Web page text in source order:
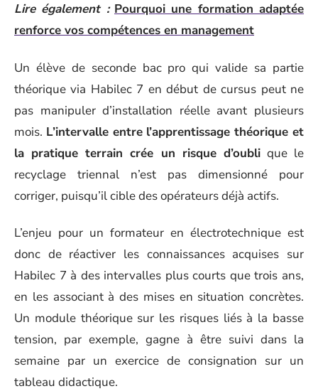
Lire également : Pourquoi une formation adaptée
renforce vos compétences en management
Un élève de seconde bac pro qui valide sa partie
théorique via Habilec 7 en début de cursus peut ne
pas manipuler d’installation réelle avant plusieurs
mois. L’intervalle entre l’apprentissage théorique et
la pratique terrain crée un risque d’oublique le
recyclage triennal n’est pas dimensionné pour
corriger, puisqu’il cible des opérateurs déjà actifs.
L’enjeu pour un formateur en électrotechnique est
donc de réactiver les connaissances acquises sur
Habilec 7 à des intervalles plus courts que trois ans,
en les associant à des mises en situation concrètes.
Un module théorique sur les risques liés à la basse
tension, par exemple, gagne à être suivi dans la
semaine par un exercice de consignation sur un
tableau didactique.